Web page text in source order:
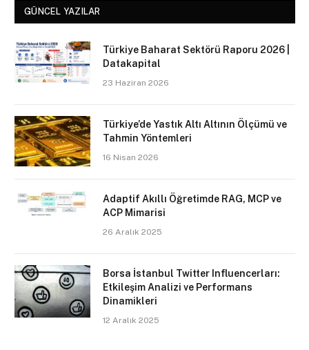
GÜNCEL YAZILAR
Türkiye Baharat Sektörü Raporu 2026 |
Datakapital
23 Haziran 2026
Türkiye’de Yastık Altı Altının Ölçümü ve
Tahmin Yöntemleri
16 Nisan 2026
Adaptif Akıllı Öğretimde RAG, MCP ve
ACP Mimarisi
26 Aralık 2025
Borsa İstanbul Twitter Influencerları:
Etkileşim Analizi ve Performans
Dinamikleri
12 Aralık 2025